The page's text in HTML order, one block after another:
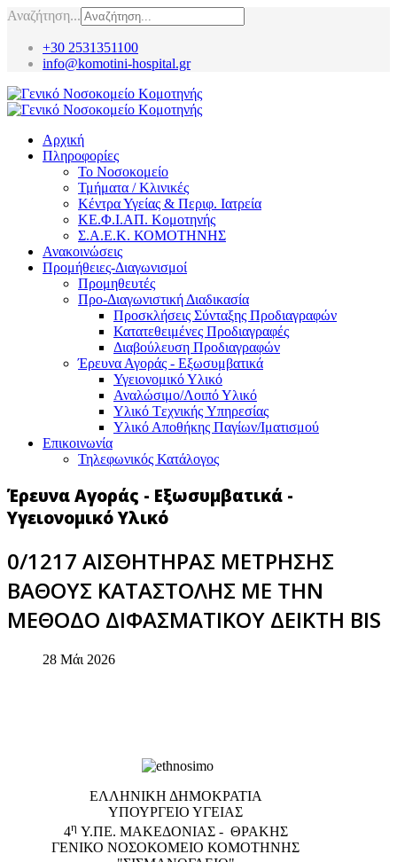
Αναζήτηση...
+30 2531351100
info@komotini-hospital.gr
Αρχική
Πληροφορίες
Το Νοσοκομείο
Τμήματα / Κλινικές
Κέντρα Υγείας & Περιφ. Ιατρεία
ΚΕ.Φ.Ι.ΑΠ. Κομοτηνής
Σ.Α.Ε.Κ. ΚΟΜΟΤΗΝΗΣ
Ανακοινώσεις
Προμήθειες-Διαγωνισμοί
Προμηθευτές
Προ-Διαγωνιστική Διαδικασία
Προσκλήσεις Σύνταξης Προδιαγραφών
Κατατεθειμένες Προδιαγραφές
Διαβούλευση Προδιαγραφών
Έρευνα Αγοράς - Εξωσυμβατικά
Υγειονομικό Υλικό
Αναλώσιμο/Λοιπό Υλικό
Υλικό Tεχνικής Yπηρεσίας
Υλικό Αποθήκης Παγίων/Ιματισμού
Επικοινωνία
Τηλεφωνικός Κατάλογος
Έρευνα Αγοράς - Εξωσυμβατικά -
Υγειονομικό Υλικό
0/1217 ΑΙΣΘΗΤΗΡΑΣ ΜΕΤΡΗΣΗΣ
ΒΑΘΟΥΣ ΚΑΤΑΣΤΟΛΗΣ ΜΕ ΤΗΝ
ΜΕΘΟΔΟ ΔΙΦΑΣΜΑΤΙΚΟΥ ΔΕΙΚΤΗ BIS
28 Μάι 2026
EΛΛΗΝΙΚΗ ΔΗΜΟΚΡΑΤΙΑ
ΥΠΟΥΡΓΕΙΟ ΥΓΕΙΑΣ
4η Υ.ΠΕ. ΜΑΚΕΔΟΝΙΑΣ - ΘΡΑΚΗΣ
ΓΕΝΙΚΟ NΟΣΟΚΟΜΕΙΟ ΚΟΜΟΤΗΝΗΣ